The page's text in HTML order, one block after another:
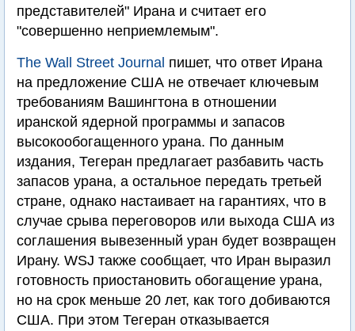
представителей" Ирана и считает его
"совершенно неприемлемым".
The Wall Street Journal пишет, что ответ Ирана
на предложение США не отвечает ключевым
требованиям Вашингтона в отношении
иранской ядерной программы и запасов
высокообогащенного урана. По данным
издания, Тегеран предлагает разбавить часть
запасов урана, а остальное передать третьей
стране, однако настаивает на гарантиях, что в
случае срыва переговоров или выхода США из
соглашения вывезенный уран будет возвращен
Ирану. WSJ также сообщает, что Иран выразил
готовность приостановить обогащение урана,
но на срок меньше 20 лет, как того добиваются
США. При этом Тегеран отказывается